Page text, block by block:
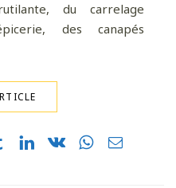
du carrelage
des canapés